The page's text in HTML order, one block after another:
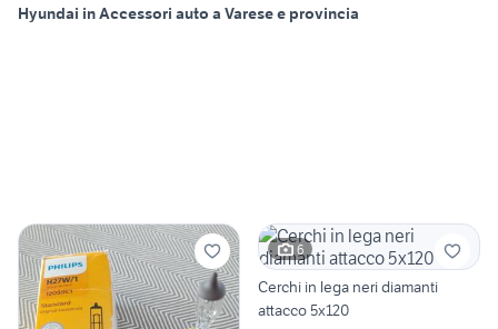
Hyundai in Accessori auto a Varese e provincia
6
Cerchi in lega neri diamanti
attacco 5x120